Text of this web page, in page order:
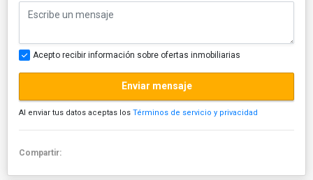
Acepto recibir información sobre ofertas inmobiliarias
Enviar mensaje
Al enviar tus datos aceptas los Términos de servicio y privacidad
Compartir: